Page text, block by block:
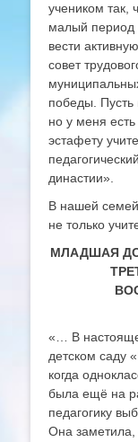
учеником так,
малый период
вести
совет
победы. Пусть
но у меня
эстафету
династии».
В нашей
не только
МЛАДШАЯ
«… В
детском саду
когда
была ещё на
педагогику
Она заметила,